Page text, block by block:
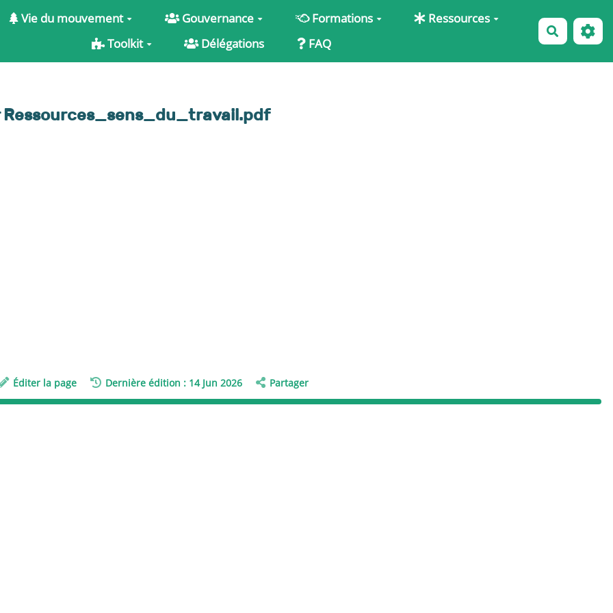
Vie du mouvement Gouvernance Formations
Ressources
Toolkit
Délégations FAQ
Éditer la page Dernière édition : 14 Jun 2026 Partager